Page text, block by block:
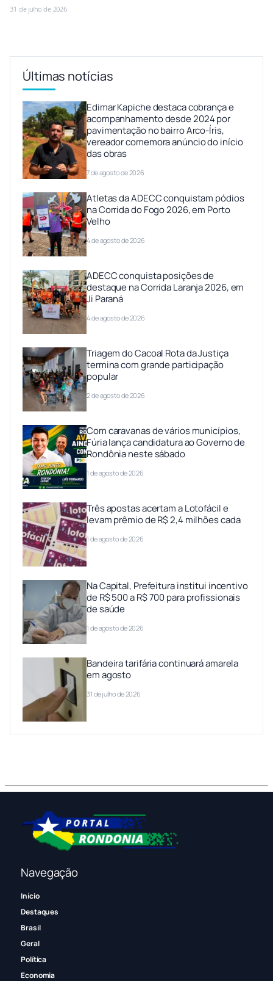
31 de julho de 2026
Últimas notícias
Edimar Kapiche destaca cobrança e
acompanhamento desde 2024 por
pavimentação no bairro Arco-Íris,
vereador comemora anúncio do início
das obras
7 de agosto de 2026
Atletas da ADECC conquistam pódios
na Corrida do Fogo 2026, em Porto
Velho
4 de agosto de 2026
ADECC conquista posições de
destaque na Corrida Laranja 2026, em
Ji Paraná
4 de agosto de 2026
Triagem do Cacoal Rota da Justiça
termina com grande participação
popular
2 de agosto de 2026
Com caravanas de vários municípios,
Fúria lança candidatura ao Governo de
Rondônia neste sábado
1 de agosto de 2026
Três apostas acertam a Lotofácil e
levam prêmio de R$ 2,4 milhões cada
1 de agosto de 2026
Na Capital, Prefeitura institui incentivo
de R$ 500 a R$ 700 para profissionais
de saúde
1 de agosto de 2026
Bandeira tarifária continuará amarela
em agosto
31 de julho de 2026
Navegação
Início
Destaques
Brasil
Geral
Política
Economia